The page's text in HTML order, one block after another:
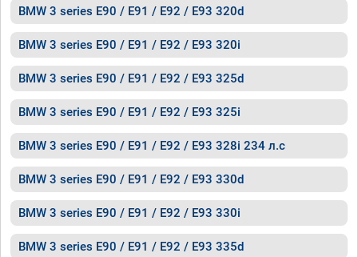
BMW 3 series E90 / E91 / E92 / E93 320d
BMW 3 series E90 / E91 / E92 / E93 320i
BMW 3 series E90 / E91 / E92 / E93 325d
BMW 3 series E90 / E91 / E92 / E93 325i
BMW 3 series E90 / E91 / E92 / E93 328i 234 л.с
BMW 3 series E90 / E91 / E92 / E93 330d
BMW 3 series E90 / E91 / E92 / E93 330i
BMW 3 series E90 / E91 / E92 / E93 335d